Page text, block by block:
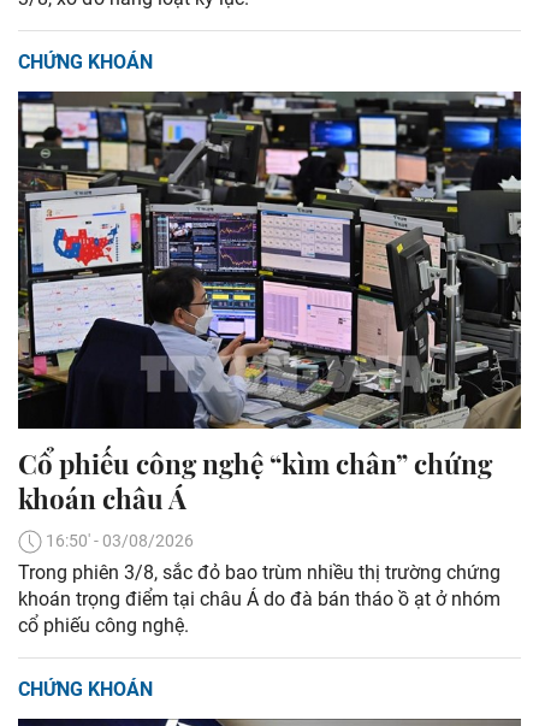
CHỨNG KHOÁN
Cổ phiếu công nghệ “kìm chân” chứng
khoán châu Á
16:50' - 03/08/2026
Trong phiên 3/8, sắc đỏ bao trùm nhiều thị trường chứng
khoán trọng điểm tại châu Á do đà bán tháo ồ ạt ở nhóm
cổ phiếu công nghệ.
CHỨNG KHOÁN